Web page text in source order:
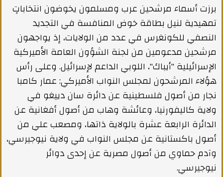
برزت أسماء مرشحين عرب ومسلمون يخوضون انتخاباتٍ
تمهيدية لنيل بطاقة خوض المنافسة في التجديد
النصفي للكونغرس في عدد من الولايات، إذ يواجهون
مرشحين مدعومين من لجنة الشؤون العامة الأميركية
الإسرائيلية "أيباك"، اللوبي الداعم لإسرائيل. وعلى رأس
هؤلاء المرشحون لمجلس النواب الأميركي: عمار كامبا
نجار من أصول فلسطينية عن دائرة سان دييغو في
ولاية كاليفورنيا، وعائشة وهاب من أصول أفغانية عن
الدائرة الرابعة عشرة بالولاية ذاتها، ومصعب علي من
أصول باكستانية عن مجلس النواب في ولاية نيوجيرسي،
وآدم حماوي من أصول مصرية عن إحدى دوائر
نيوجيرسي.